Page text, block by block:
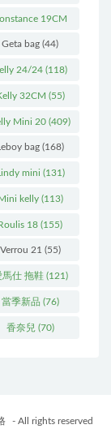
19CM
(571)
Geta bag (44)
24/24 (118)
32CM (55)
Mini 20 (409)
Leboy bag (168)
mini (131)
kelly(113)
18 (155)
Verrou 21 (55)
馬仕 拖鞋(121)
當季新品 (76)
香奈兒 (70)
- All rights reserved